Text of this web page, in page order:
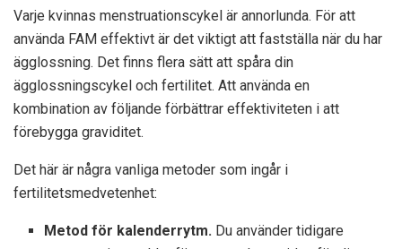
Varje kvinnas menstruationscykel är annorlunda. För att
använda FAM effektivt är det viktigt att fastställa när du har
ägglossning. Det finns flera sätt att spåra din
ägglossningscykel och fertilitet. Att använda en
kombination av följande förbättrar effektiviteten i att
förebygga graviditet.
Det här är några vanliga metoder som ingår i
fertilitetsmedvetenhet:
Metod för kalenderrytm. Du använder tidigare